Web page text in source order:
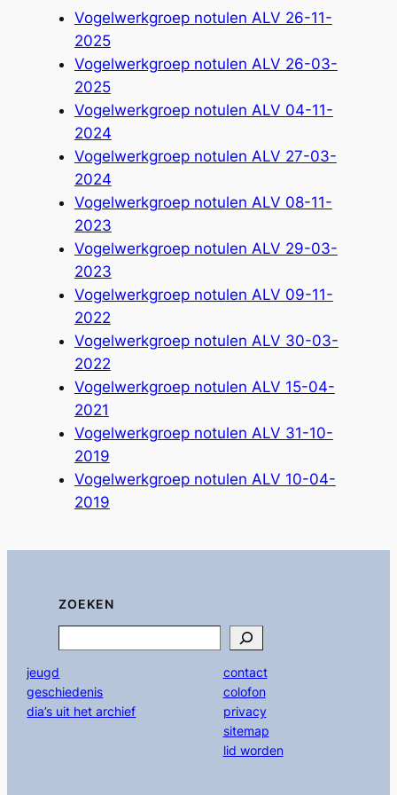
Vogelwerkgroep notulen ALV 26-11-
2025
Vogelwerkgroep notulen ALV 26-03-
2025
Vogelwerkgroep notulen ALV 04-11-
2024
Vogelwerkgroep notulen ALV 27-03-
2024
Vogelwerkgroep notulen ALV 08-11-
2023
Vogelwerkgroep notulen ALV 29-03-
2023
Vogelwerkgroep notulen ALV 09-11-
2022
Vogelwerkgroep notulen ALV 30-03-
2022
Vogelwerkgroep notulen ALV 15-04-
2021
Vogelwerkgroep notulen ALV 31-10-
2019
Vogelwerkgroep notulen ALV 10-04-
2019
ZOEKEN
jeugd
geschiedenis
dia’s uit het archief
contact
colofon
privacy
sitemap
lid worden